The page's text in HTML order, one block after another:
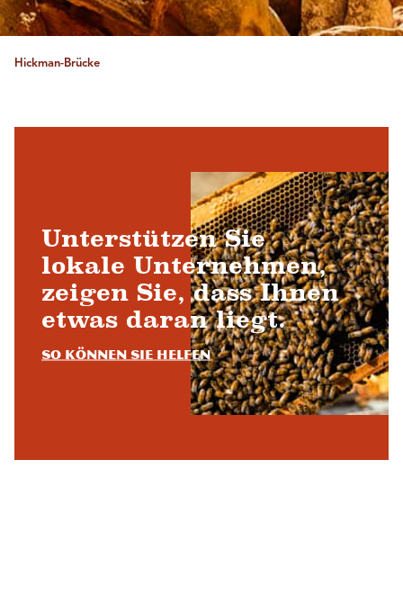
Hickman-Brücke
Unterstützen Sie
lokale Unternehmen,
zeigen Sie, dass Ihnen
etwas daran liegt.
So können Sie helfen